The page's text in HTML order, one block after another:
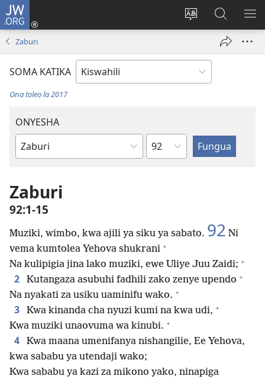
JW.ORG
Badili
tovuti
Ingia
(opens
Tafuta
Katika
JW.ORG
Zaburi
SOMA KATIKA
Ona toleo la 2017
ONYESHA
Kitabu
Biblia
Sura
Zaburi
92:1-15
Muziki, wimbo, kwa ajili ya siku ya sabato. 92 Ni
vema kumtolea Yehova shukrani +
Na kulipigia jina lako muziki, ewe Uliye Juu Zaidi; +
2 Kutangaza asubuhi fadhili zako zenye upendo +
Na nyakati za usiku uaminifu wako. +
3 Kwa kinanda cha nyuzi kumi na kwa udi, +
Kwa muziki unaovuma wa kinubi. +
4
Kwa maana umenifanya nishangilie, Ee Yehova,
kwa sababu ya utendaji wako;
Kwa sababu ya kazi za mikono yako, ninapiga